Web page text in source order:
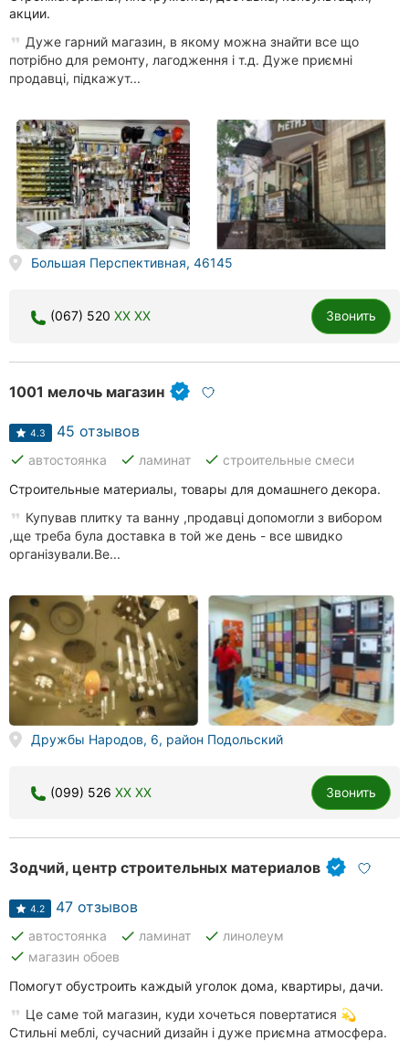
города:
Кропивницкий
Винница
Житомир
Хмельницкий
Одесса
Киев
Запорожье
Днепр
Кривой
Рог
Николаев
Херсон
Чернигов
Черкассы
Сумы
Ивано-
Франковск
Луцк
акции.
Дуже гарний магазин, в якому можна знайти все що
потрібно для ремонту, лагодження і т.д. Дуже приємні
продавці, підкажут...
Большая Перспективная, 46145
(067) 520 XX XX Звонить
1001 мелочь магазин
4.3 45 отзывов
done автостоянка done ламинат done строительные смеси
Строительные материалы, товары для домашнего декора.
Купував плитку та ванну ,продавці допомогли з вибором
,ще треба була доставка в той же день - все швидко
організували.Ве...
Дружбы Народов, 6, район Подольский
(099) 526 XX XX Звонить
Зодчий, центр строительных материалов
4.2 47 отзывов
done автостоянка done ламинат done линолеум
done магазин обоев
Помогут обустроить каждый уголок дома, квартиры, дачи.
Це саме той магазин, куди хочеться повертатися 💫
Стильні меблі, сучасний дизайн і дуже приємна атмосфера.